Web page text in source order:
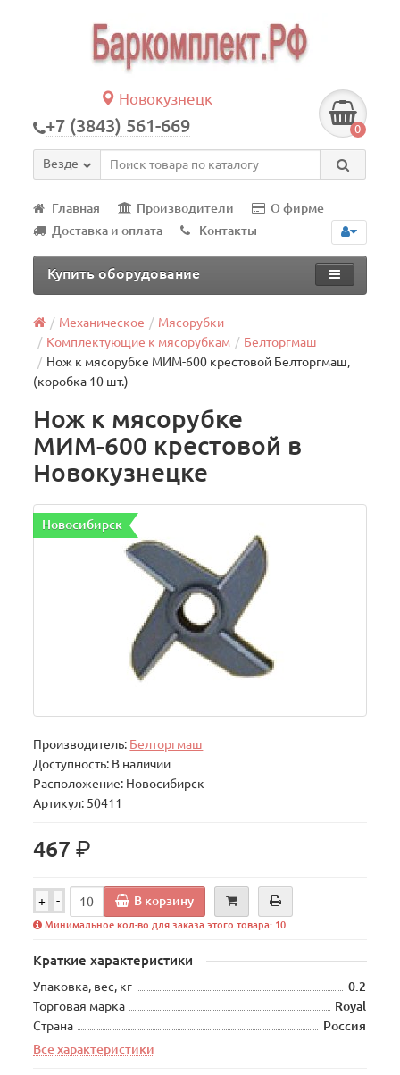
Новокузнецк
+7 (3843) 561-669 0
Везде
Главная Производители
О фирме
Доставка и оплата
Контакты
Купить оборудование
Механическое
Мясорубки
Комплектующие к мясорубкам
Белторгмаш
Нож к мясорубке МИМ-600 крестовой Белторгмаш,
(коробка 10 шт.)
Нож к мясорубке
МИМ-600 крестовой в
Новокузнецке
Новосибирск
Производитель: Белторгмаш
Доступность: В наличии
Расположение: Новосибирск
Артикул: 50411
467р.
+ - В корзину
Минимальное кол-во для заказа этого товара: 10.
Краткие характеристики
Упаковка, вес, кг
0.2
Торговая марка
Royal
Страна
Россия
Все характеристики